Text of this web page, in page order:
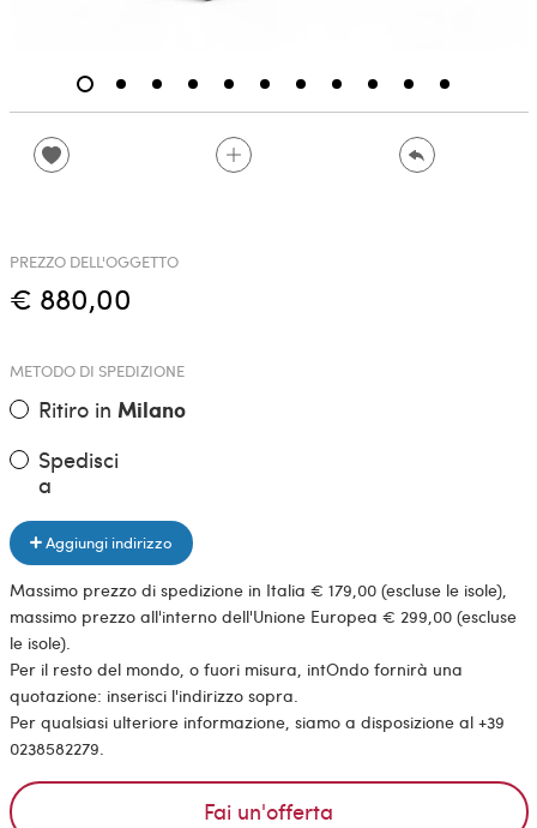
PREZZO DELL'OGGETTO
€ 880,00
METODO DI SPEDIZIONE
Ritiro in Milano
Spedisci
a
Aggiungi indirizzo
Massimo prezzo di spedizione in Italia € 179,00 (escluse le isole),
massimo prezzo all'interno dell'Unione Europea € 299,00 (escluse
le isole).
Per il resto del mondo, o fuori misura, intOndo fornirà una
quotazione: inserisci l'indirizzo sopra.
Per qualsiasi ulteriore informazione, siamo a disposizione al +39
0238582279.
Fai un'offerta